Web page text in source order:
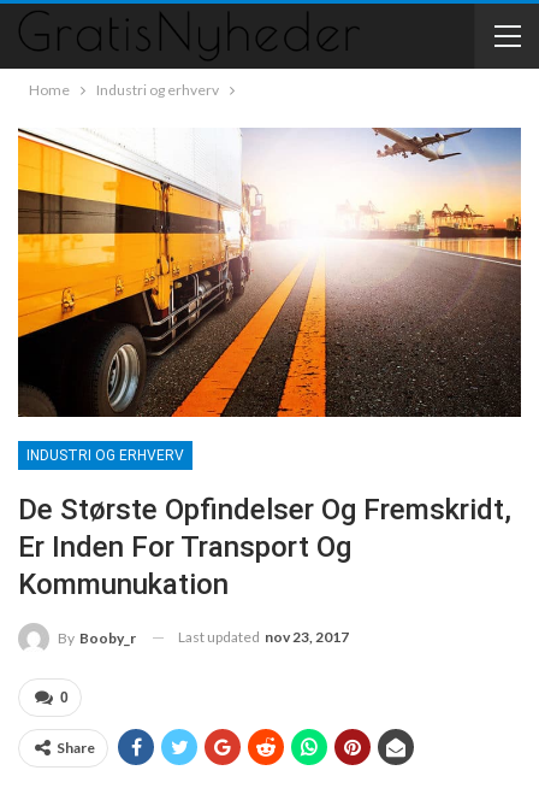
Home Industri og erhverv
INDUSTRI OG ERHVERV
De Største Opfindelser Og Fremskridt,
Er Inden For Transport Og
Kommunukation
By Booby_r Last updated nov 23, 2017
0
Share